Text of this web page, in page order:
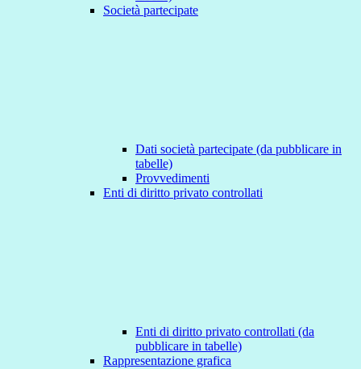
Società partecipate
Dati società partecipate (da pubblicare in
tabelle)
Provvedimenti
Enti di diritto privato controllati
Enti di diritto privato controllati (da
pubblicare in tabelle)
Rappresentazione grafica